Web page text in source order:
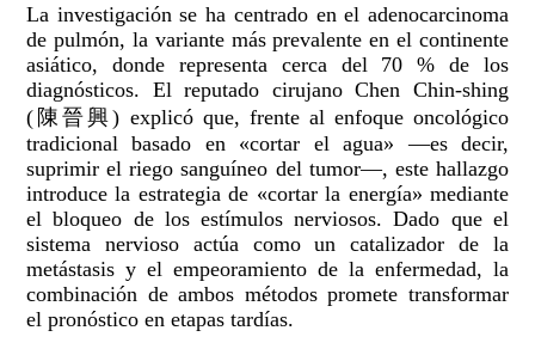
La investigación se ha centrado en el adenocarcinoma
de pulmón, la variante más prevalente en el continente
asiático, donde representa cerca del 70 % de los
diagnósticos. El reputado cirujano Chen Chin-shing
(陳晉興) explicó que, frente al enfoque oncológico
tradicional basado en «cortar el agua» —es decir,
suprimir el riego sanguíneo del tumor—, este hallazgo
introduce la estrategia de «cortar la energía» mediante
el bloqueo de los estímulos nerviosos. Dado que el
sistema nervioso actúa como un catalizador de la
metástasis y el empeoramiento de la enfermedad, la
combinación de ambos métodos promete transformar
el pronóstico en etapas tardías.